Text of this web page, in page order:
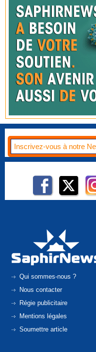
Qui sommes-nous ?
Nous contacter
Régie publicitaire
Mentions légales
Soumettre article